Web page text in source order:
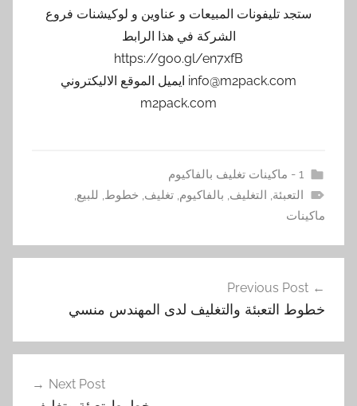
ستجد تليفونات المبيعات و عناوين و لوكيشنات فروع
الشركة في هذا الرابط
https://goo.gl/en7xfB
info@m2pack.com ايميل الموقع الاليكتروني
m2pack.com
1 - ماكينات تغليف بالفاكيوم
التعبئة, التغليف, بالفاكيوم,تغليف, خطوط, للبيع,
ماكينات
المقالات
Previous Post
خطوط التعبئة والتغليف لدى المهندس منسي
Next Post